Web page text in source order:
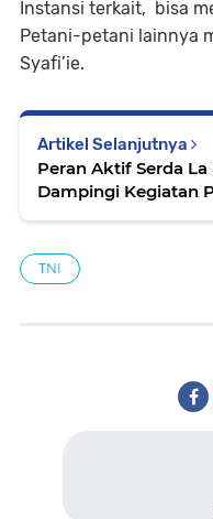
Instansi terkait, bisa
Petani-petani lainnya
Syafi’ie.
Artikel Selanjutnya
Peran Aktif Serda
Dampingi Kegiatan
TNI